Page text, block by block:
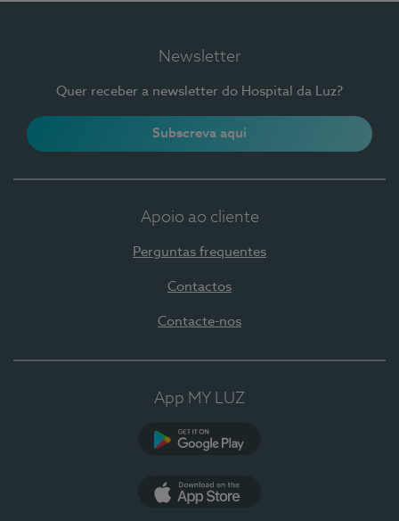
Newsletter
Quer receber a newsletter do Hospital da Luz?
Subscreva aqui
Apoio ao cliente
Perguntas frequentes
Contactos
Contacte-nos
App MY LUZ